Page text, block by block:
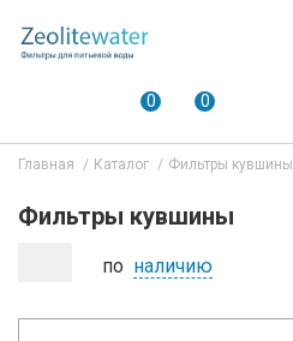
0 0
Главная Каталог Фильтры кувшины
Фильтры кувшины
по наличию